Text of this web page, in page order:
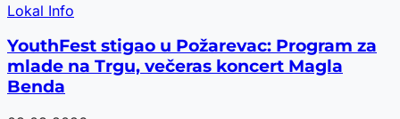
Lokal Info
YouthFest stigao u Požarevac: Program za
mlade na Trgu, večeras koncert Magla
Benda